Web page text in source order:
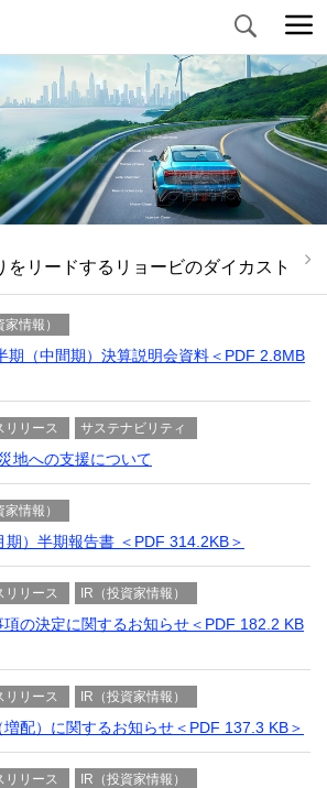
Search
をリードするリョービのダイカスト
家情報）
期（中間期）決算説明会資料＜PDF 2.8MB
リリース サステナビリティ
地への⽀援について
家情報）
）半期報告書 ＜PDF 314.2KB＞
リリース IR（投資家情報）
の決定に関するお知らせ＜PDF 182.2 KB
リリース IR（投資家情報）
配）に関するお知らせ＜PDF 137.3 KB＞
リリース IR（投資家情報）